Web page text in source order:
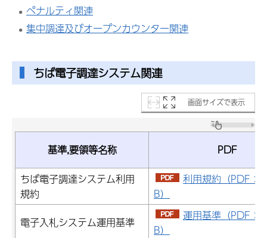
ペナルティ関連
集中調達及びオープンカウンター関連
ちば電子調達システム関連
画面サイズで表示
基準,要領等名称
PDF
ちば電子調達システム利用
規約
利用規約（PDF：
B）
電子入札システム運用基準
運用基準（PDF：
B）